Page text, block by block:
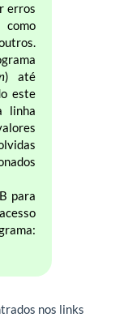
erros
) até
este
linha
para
nos links